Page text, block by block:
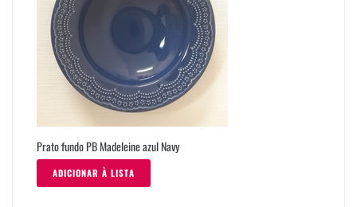
Prato fundo PB Madeleine azul Navy
ADICIONAR À LISTA